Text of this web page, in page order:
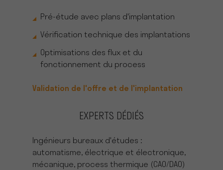
Pré-étude avec plans d'implantation
Vérification technique des implantations
Optimisations des flux et du
fonctionnement du process
Validation de l'offre et de l'implantation
EXPERTS DÉDIÉS
Ingénieurs bureaux d'études :
automatisme, électrique et électronique,
mécanique, process thermique (CAO/DAO)